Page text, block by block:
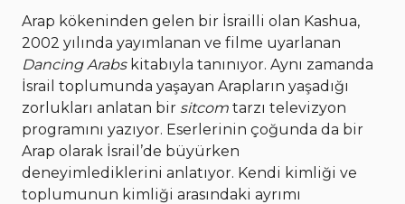
Arap kökeninden gelen bir İsrailli olan Kashua,
2002 yılında yayımlanan ve filme uyarlanan
Dancing Arabs kitabıyla tanınıyor. Aynı zamanda
İsrail toplumunda yaşayan Arapların yaşadığı
zorlukları anlatan bir sitcom tarzı televizyon
programını yazıyor. Eserlerinin çoğunda da bir
Arap olarak İsrail’de büyürken
deneyimlediklerini anlatıyor. Kendi kimliği ve
toplumunun kimliği arasındaki ayrımı